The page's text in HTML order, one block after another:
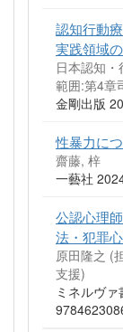
認知行動
実践領域
日本認知
範囲:第4章
金剛出版
性暴力に
齋藤, 梓
一藝社
公認心理
法・犯罪
原田隆之 (
支援)
ミネルヴ